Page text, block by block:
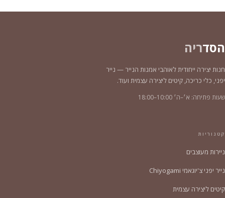
הסדריה
חנות יצירה ייחודית לאוהבי אמנות הנייר — נייר
יפני, כלי כריכה, קיטים ליצירה עצמית ועוד.
שעות פתיחה: א׳–ה׳ 10:00–18:00
קטגוריות
ניירות מעוצבים
נייר יפני צ'יוגאמי Chiyogami
קיטים ליצירה עצמית